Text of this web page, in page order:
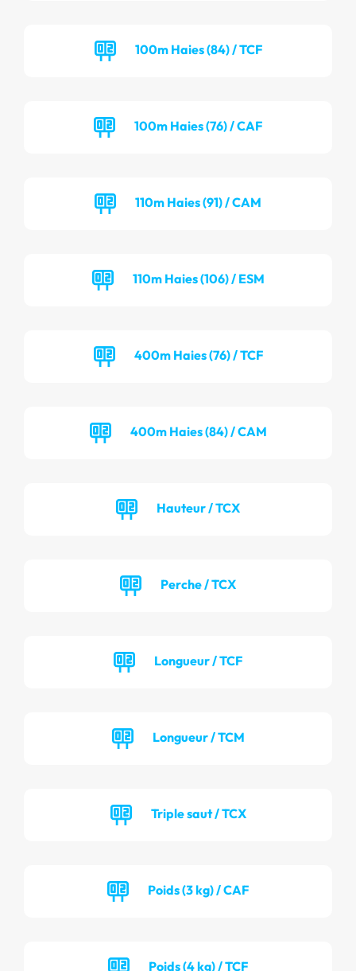
100m Haies (84) / TCF
100m Haies (76) / CAF
110m Haies (91) / CAM
110m Haies (106) / ESM
400m Haies (76) / TCF
400m Haies (84) / CAM
Hauteur / TCX
Perche / TCX
Longueur / TCF
Longueur / TCM
Triple saut / TCX
Poids (3 kg) / CAF
Poids (4 kg) / TCF